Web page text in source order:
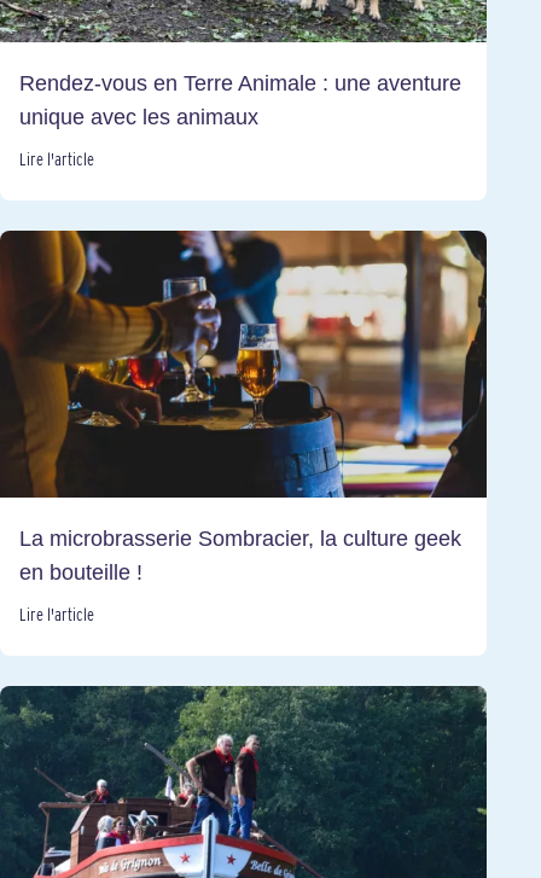
Rendez-vous en Terre Animale : une aventure
unique avec les animaux
Lire l'article
La microbrasserie Sombracier, la culture geek
en bouteille !
Lire l'article